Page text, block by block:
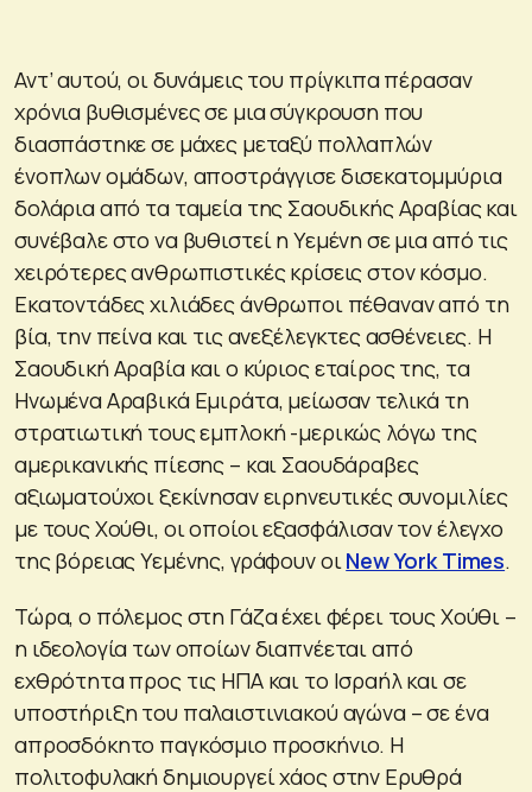
Αντ’ αυτού, οι δυνάμεις του πρίγκιπα πέρασαν
χρόνια βυθισμένες σε μια σύγκρουση που
διασπάστηκε σε μάχες μεταξύ πολλαπλών
ένοπλων ομάδων, αποστράγγισε δισεκατομμύρια
δολάρια από τα ταμεία της Σαουδικής Αραβίας και
συνέβαλε στο να βυθιστεί η Υεμένη σε μια από τις
χειρότερες ανθρωπιστικές κρίσεις στον κόσμο.
Εκατοντάδες χιλιάδες άνθρωποι πέθαναν από τη
βία, την πείνα και τις ανεξέλεγκτες ασθένειες. Η
Σαουδική Αραβία και ο κύριος εταίρος της, τα
Ηνωμένα Αραβικά Εμιράτα, μείωσαν τελικά τη
στρατιωτική τους εμπλοκή -μερικώς λόγω της
αμερικανικής πίεσης – και Σαουδάραβες
αξιωματούχοι ξεκίνησαν ειρηνευτικές συνομιλίες
με τους Χούθι, οι οποίοι εξασφάλισαν τον έλεγχο
της βόρειας Υεμένης, γράφουν οι New York Times.
Τώρα, ο πόλεμος στη Γάζα έχει φέρει τους Χούθι –
η ιδεολογία των οποίων διαπνέεται από
εχθρότητα προς τις ΗΠΑ και το Ισραήλ και σε
υποστήριξη του παλαιστινιακού αγώνα – σε ένα
απροσδόκητο παγκόσμιο προσκήνιο. Η
πολιτοφυλακή δημιουργεί χάος στην Ερυθρά